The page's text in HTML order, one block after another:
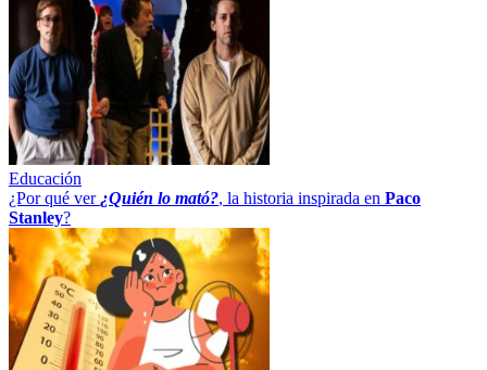
Educación
¿Por qué ver ¿Quién lo mató?, la historia inspirada en Paco
Stanley?